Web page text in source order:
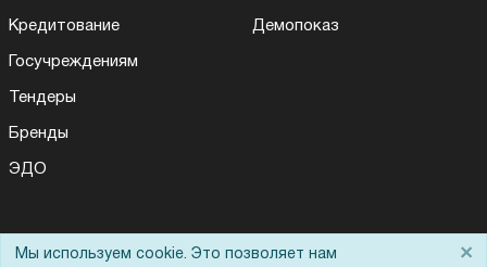
Кредитование
Госучреждениям
Тендеры
Бренды
ЭДО
Демопоказ
Помощь
Мы используем cookie. Это позволяет нам
×